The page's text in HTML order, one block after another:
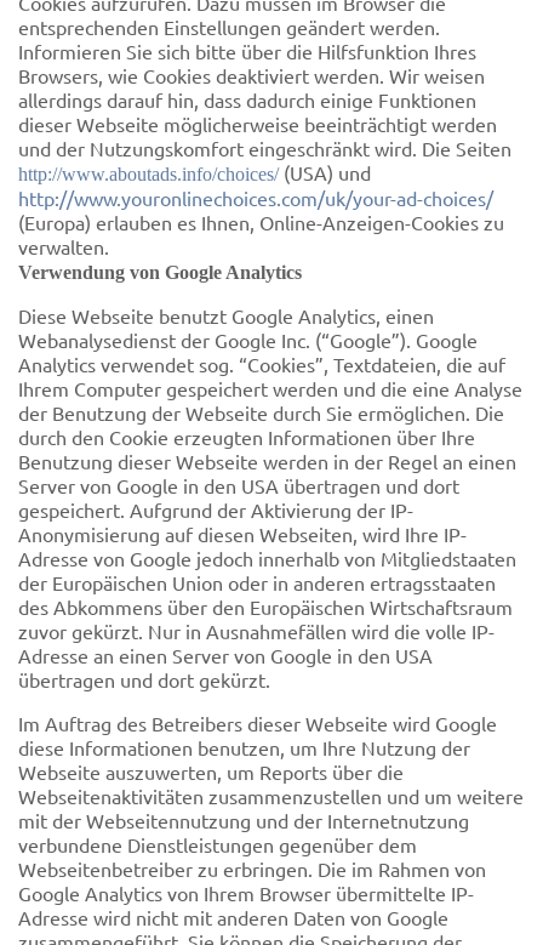
entsprechenden Einstellungen geändert werden.
Informieren Sie sich bitte über die Hilfsfunktion Ihres
Browsers, wie Cookies deaktiviert werden. Wir weisen
allerdings darauf hin, dass dadurch einige Funktionen
dieser Webseite möglicherweise beeinträchtigt werden
und der Nutzungskomfort eingeschränkt wird. Die Seiten
http://www.aboutads.info/choices/(USA) und
http://www.youronlinechoices.com/uk/your-ad-choices/
(Europa) erlauben es Ihnen, Online-Anzeigen-Cookies zu
verwalten.
Verwendung von Google Analytics
Diese Webseite benutzt Google Analytics, einen
Webanalysedienst der Google Inc. (“Google”). Google
Analytics verwendet sog. “Cookies”, Textdateien, die auf
Ihrem Computer gespeichert werden und die eine Analyse
der Benutzung der Webseite durch Sie ermöglichen. Die
durch den Cookie erzeugten Informationen über Ihre
Benutzung dieser Webseite werden in der Regel an einen
Server von Google in den USA übertragen und dort
gespeichert. Aufgrund der Aktivierung der IP-
Anonymisierung auf diesen Webseiten, wird Ihre IP-
Adresse von Google jedoch innerhalb von Mitgliedstaaten
der Europäischen Union oder in anderen ertragsstaaten
des Abkommens über den Europäischen Wirtschaftsraum
zuvor gekürzt. Nur in Ausnahmefällen wird die volle IP-
Adresse an einen Server von Google in den USA
übertragen und dort gekürzt.
Im Auftrag des Betreibers dieser Webseite wird Google
diese Informationen benutzen, um Ihre Nutzung der
Webseite auszuwerten, um Reports über die
Webseitenaktivitäten zusammenzustellen und um weitere
mit der Webseitennutzung und der Internetnutzung
verbundene Dienstleistungen gegenüber dem
Webseitenbetreiber zu erbringen. Die im Rahmen von
Google Analytics von Ihrem Browser übermittelte IP-
Adresse wird nicht mit anderen Daten von Google